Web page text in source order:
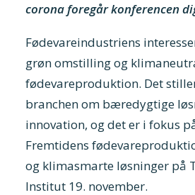
corona foregår konferencen
Fødevareindustriens
grøn omstilling og
fødevareproduktion. Det
branchen om bæredygtige
innovation, og det er i fokus
Fremtidens
og klimasmarte løsninger på
Institut 19. november.